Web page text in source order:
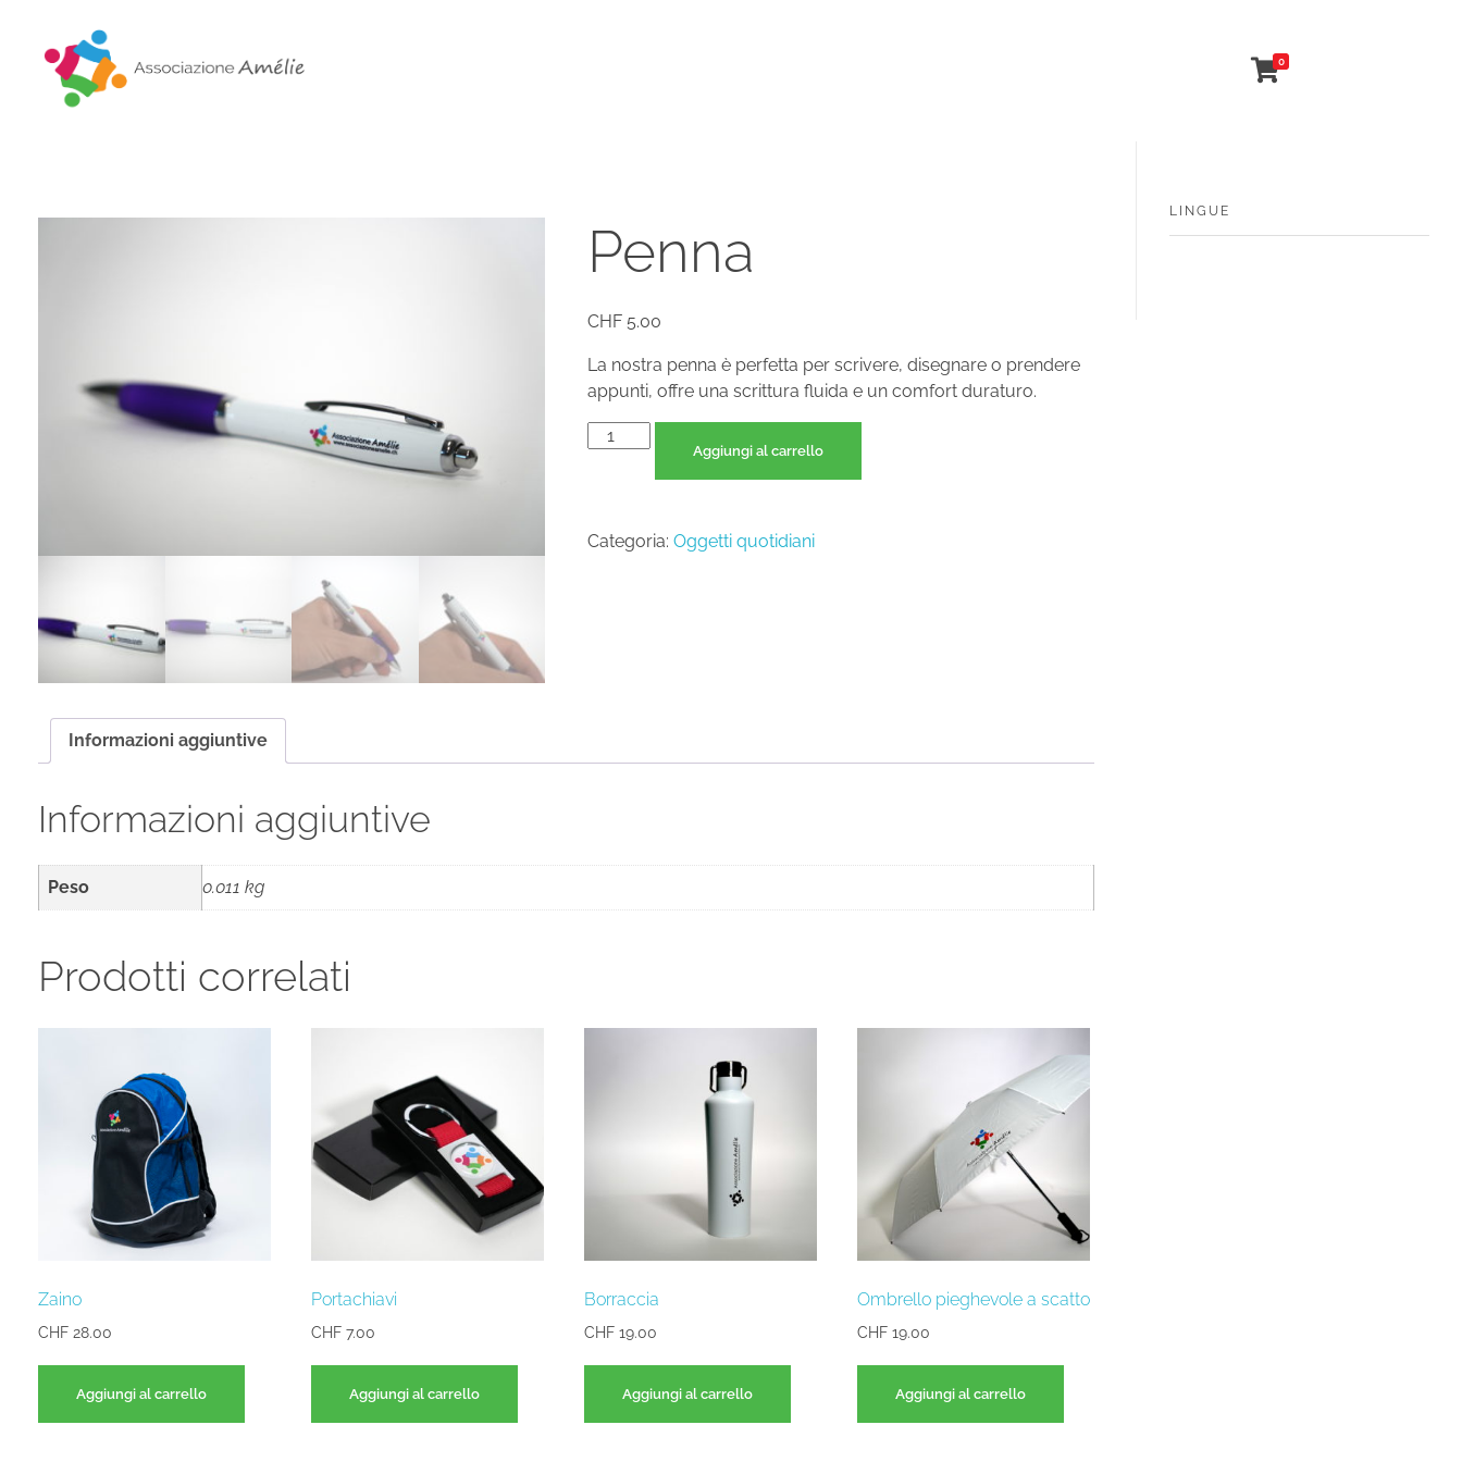
0
Penna
CHF5.00
La nostra penna è perfetta per scrivere, disegnare o prendere
appunti, offre una scrittura fluida e un comfort duraturo.
Aggiungi al carrello
Categoria: Oggetti quotidiani
Informazioni aggiuntive
Informazioni aggiuntive
Peso 0.011 kg
Prodotti correlati
Zaino
CHF 28.00
Aggiungi al carrello
Portachiavi
CHF7.00
Aggiungi al carrello
Borraccia
CHF19.00
Aggiungi al carrello
Ombrello pieghevole a scatto
CHF19.00
Aggiungi al carrello
LINGUE